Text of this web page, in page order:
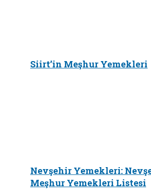
Siirt’in Meşhur Yemekleri
Nevşehir Yemekleri:
Meşhur Yemekleri Listesi